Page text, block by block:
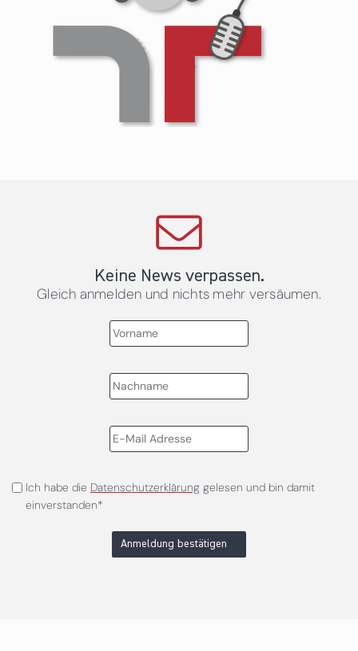
Keine News verpassen.
Gleich anmelden und nichts mehr versäumen.
Ich habe die Datenschutzerklärunggelesen und bin damit
einverstanden*
Anmeldung bestätigen